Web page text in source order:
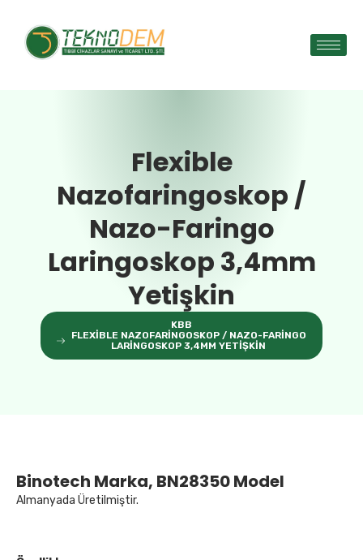
Flexible
Nazofaringoskop /
Nazo-Faringo
Laringoskop 3,4mm
Yetişkin
KBB
FLEXIBLE NAZOFARINGOSKOP / NAZO-FARINGO
LARINGOSKOP 3,4MM YETIŞKIN
Binotech Marka, BN28350 Model
Almanyada Üretilmiştir.